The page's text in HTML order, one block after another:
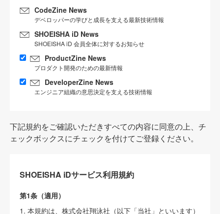
CodeZine News
デベロッパーの学びと成長を支える最新技術情報
SHOEISHA iD News
SHOEISHA iD 会員全体に対するお知らせ
ProductZine News
プロダクト開発のための最新情報
DeveloperZine News
エンジニア組織の意思決定を支える技術情報
下記規約をご確認いただきすべての内容に同意の上、チ
ェックボックスにチェックを付けてご登録ください。
SHOEISHA iDサービス利用規約
第1条（適用）
1. 本規約は、株式会社翔泳社（以下「当社」といいます）